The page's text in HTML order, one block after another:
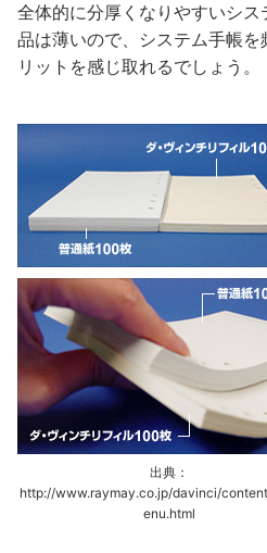
全体的に分厚くなりやすいシ
品は薄いので、システム手帳
リットを感じ取れるでしょう。
出典：
http://www.raymay.co.jp/davinci/
enu.html